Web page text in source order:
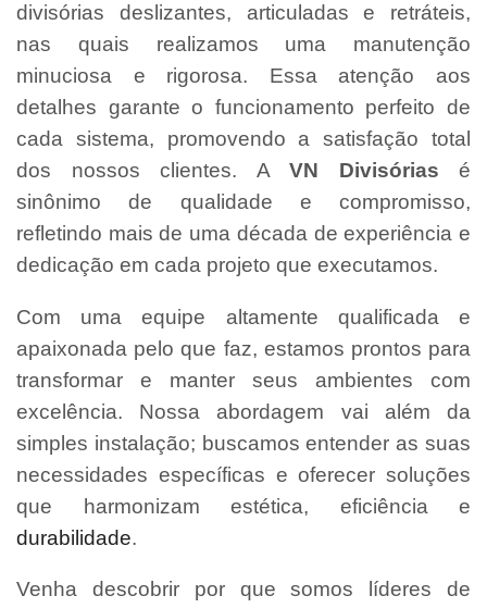
divisórias deslizantes, articuladas e retráteis,
nas quais realizamos uma manutenção
minuciosa e rigorosa. Essa atenção aos
detalhes garante o funcionamento perfeito de
cada sistema, promovendo a satisfação total
dos nossos clientes. A VN Divisórias é
sinônimo de qualidade e compromisso,
refletindo mais de uma década de experiência e
dedicação em cada projeto que executamos.
Com uma equipe altamente qualificada e
apaixonada pelo que faz, estamos prontos para
transformar e manter seus ambientes com
excelência. Nossa abordagem vai além da
simples instalação; buscamos entender as suas
necessidades específicas e oferecer soluções
que harmonizam estética, eficiência e
durabilidade.
Venha descobrir por que somos líderes de